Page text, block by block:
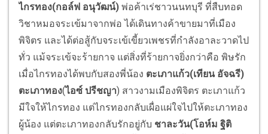
ไกรทอง(กอล์ฟ อนุวัฒน์) พ่อค้าเร่ชาวนนทบุรี ที่สืบทอด
วิชาหมอจระเข้มาจากพ่อ ได้เดินทางค้าขายมาที่เมือง
พิจิตร และได้ต่อสู้กับจระเข้เขี้ยวเพชรที่กำลังอาละวาดไป
ทั่ว แม้จระเข้จะร้ายกาจ แต่สิ่งที่ร้ายกาจยิ่งกว่าคือ พิษรัก
เมื่อไกรทองได้พบกับสองพี่น้อง ตะเภาแก้ว(เทียน อัจฉรี)
ตะเภาทอง(ไอซ์ ปรีชญา) สาวงามเมืองพิจิตร ตะเภาแก้ว
มีใจให้ไกรทอง แต่ไกรทองกลับเผื่อแผ่ใจไปให้ตะเภาทอง
ผู้น้อง แต่ตะเภาทองกลับรักอยู่กับ ชาละวัน(โอห์ม ฐิติ